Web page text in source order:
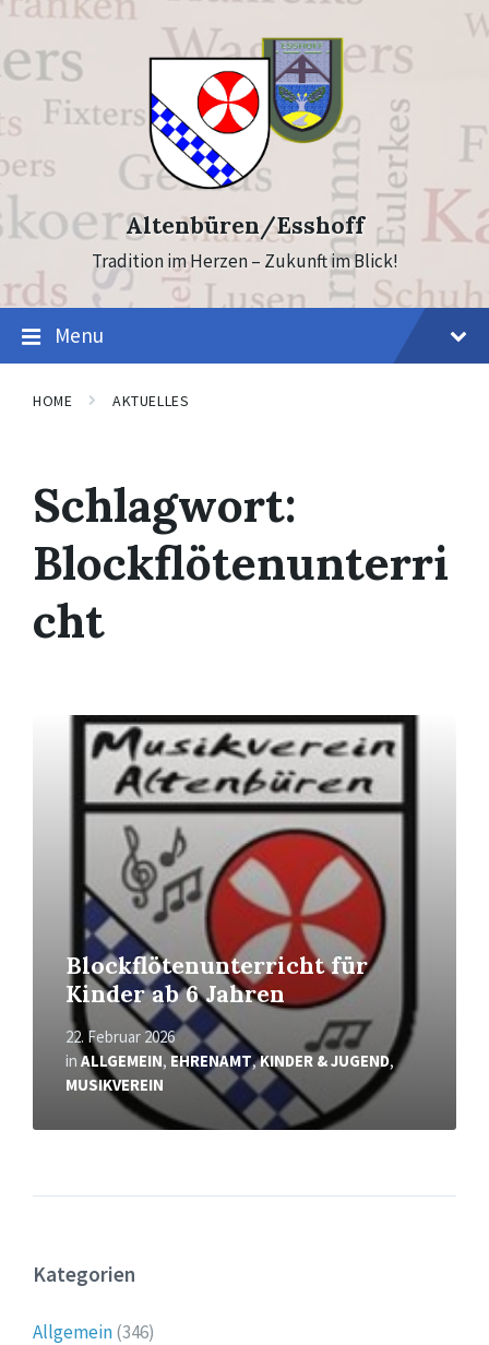
Skip
content
Skip
footer
Altenbüren/Esshoff
Tradition im Herzen – Zukunft im Blick!
Menu
HOME AKTUELLES
Schlagwort:
Blockflötenunterri
cht
Blockflötenunterricht für
Kinder ab 6 Jahren
22. Februar 2026
in ALLGEMEIN, EHRENAMT,KINDER & JUGEND,
MUSIKVEREIN
Mehr
erfahren
Kategorien
Allgemein(346)